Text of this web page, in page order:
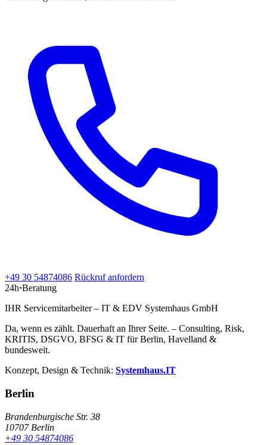
+49 30 54874086 Rückruf anfordern
24h·Beratung
IHR Servicemitarbeiter – IT & EDV Systemhaus GmbH
Da, wenn es zählt. Dauerhaft an Ihrer Seite. – Consulting, Risk,
KRITIS, DSGVO, BFSG & IT für Berlin, Havelland &
bundesweit.
Konzept, Design & Technik: Systemhaus.IT
Berlin
Brandenburgische Str. 38
10707 Berlin
+49 30 54874086